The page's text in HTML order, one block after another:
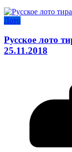
Лото
Русское лото
25.11.2018